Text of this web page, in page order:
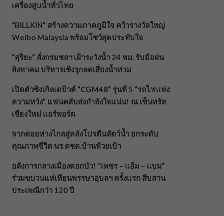
เครื่องสูบน้ำทั่วไทย
“BILLKIN” สร้างความภาคภูมิใจ คว้ารางวัลใหญ่
Weibo Malaysia พร้อมโชว์สุดประทับใจ
“สุริยะ” สั่งกรมชลฯ เฝ้าระวังน้ำ 24 ชม. รับมือฝน
สิงหาคม บริหารเชิงรุกลดเสี่ยงน้ำท่วม
เปิดตัวซิงเกิลเดบิวต์ “CGM48” รุ่นที่ 5 “รถไฟแห่ง
ความหวัง” แฟนคลับส่งกำลังใจแน่น! ณ เซ็นทรัล
เชียงใหม่ แอร์พอร์ต
จากดอยห่างไกลสู่คลังโปรตีนสัตว์น้ำ ยกระดับ
คุณภาพชีวิต นร.ตชด.บ้านห้วยเป้า
อลังการกลางเมืองดอกบัว! “เพชร – แอ้ม – แบม”
ร่วมขบวนแห่เทียนพรรษาอุบลฯ ครั้งแรก สืบสาน
ประเพณีกว่า 120 ปี